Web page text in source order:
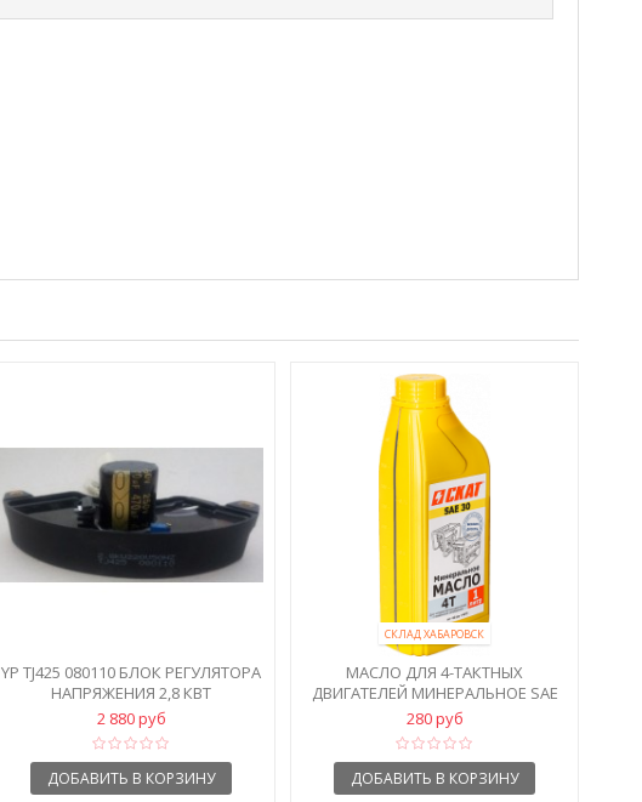
YP TJ425 080110 БЛОК РЕГУЛЯТОРА
НАПРЯЖЕНИЯ 2,8 КВТ
2 880 руб
ДОБАВИТЬ В КОРЗИНУ
СКЛАД ХАБАРОВСК
МАСЛО ДЛЯ 4-ТАКТНЫХ
ДВИГАТЕЛЕЙ МИНЕРАЛЬНОЕ SAE
30 1 Л
280 руб
ДОБАВИТЬ В КОРЗИНУ